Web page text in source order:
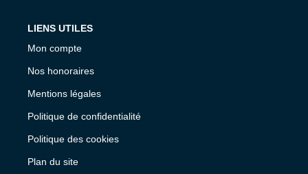
LIENS UTILES
Mon compte
Nos honoraires
Mentions légales
Politique de confidentialité
Politique des cookies
Plan du site